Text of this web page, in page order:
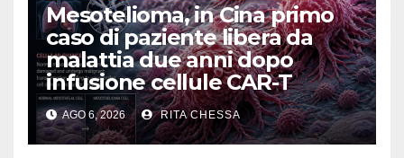
Mesotelioma, in Cina primo
caso di paziente libera da
malattia due anni dopo
infusione cellule CAR-T
AGO 6, 2026 RITA CHESSA